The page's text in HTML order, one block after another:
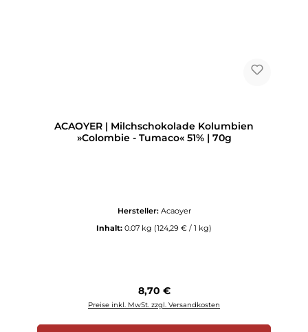
ACAOYER | Milchschokolade Kolumbien
»Colombie - Tumaco« 51% | 70g
Hersteller: Acaoyer
Inhalt: 0.07 kg (124,29 € / 1 kg)
Regulärer Preis:
8,70 €
Preise inkl. MwSt. zzgl. Versandkosten